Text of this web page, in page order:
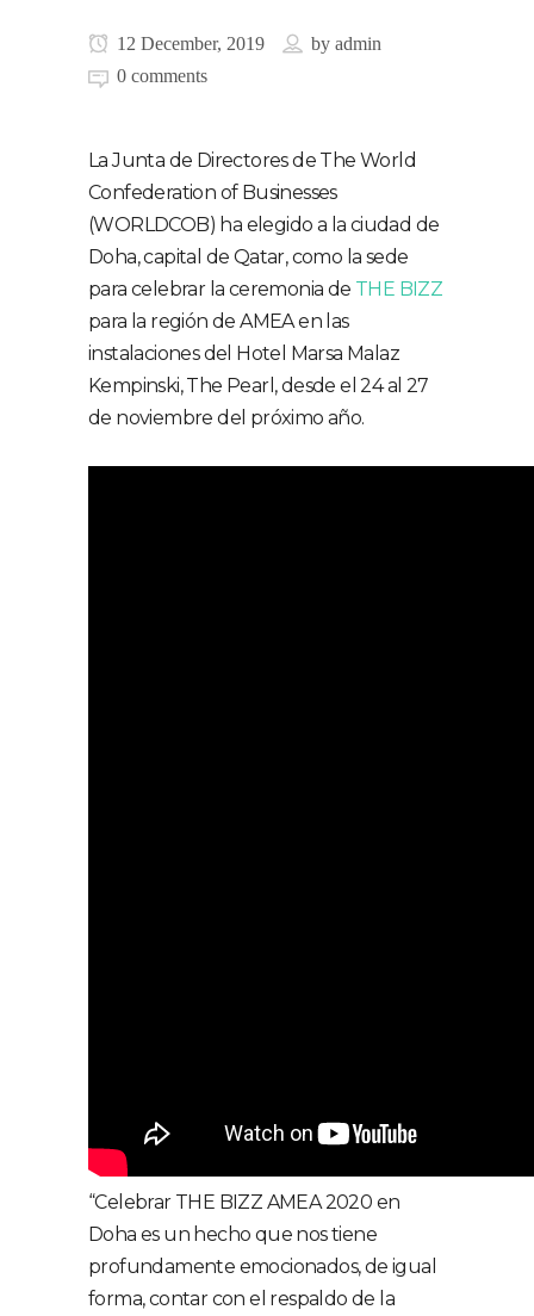
12 December, 2019 by admin
0 comments
La Junta de Directores de The World
Confederation of Businesses
(WORLDCOB) ha elegido a la ciudad de
Doha, capital de Qatar, como la sede
para celebrar la ceremonia de THE BIZZ
para la región de AMEA en las
instalaciones del Hotel Marsa Malaz
Kempinski, The Pearl, desde el 24 al 27
de noviembre del próximo año.
“Celebrar THE BIZZ AMEA 2020 en
Doha es un hecho que nos tiene
profundamente emocionados, de igual
forma, contar con el respaldo de la